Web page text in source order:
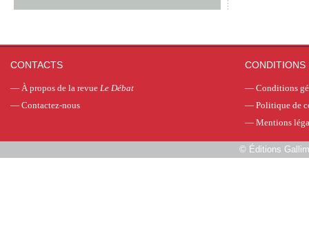
CONTACTS
— À propos de la revue Le Débat
— Contactez-nous
CONDITIONS
— Conditions
— Politique de
— Mentions
© Éditions